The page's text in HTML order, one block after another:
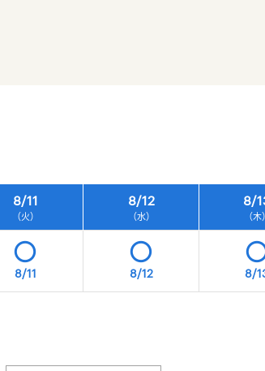
8/11
（火）
8/12
（水）
8/
（木）
8/11 8/12 8/